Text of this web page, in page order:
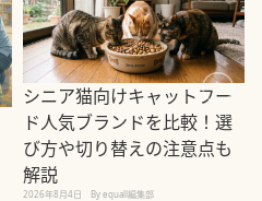
シニア猫向けキャットフー
ド人気ブランドを比較！選
び方や切り替えの注意点も
解説
2026年8月4日 By equall編集部